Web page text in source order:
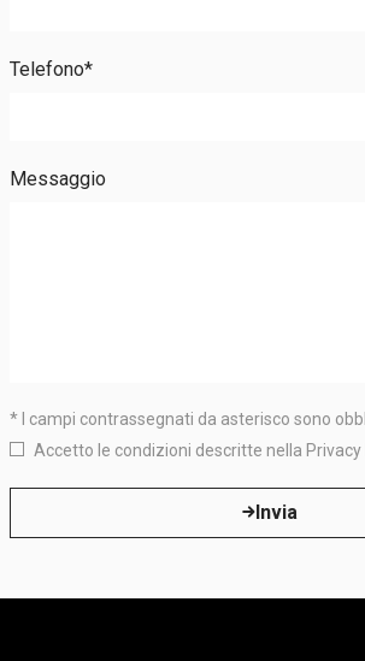
Telefono*
Messaggio
* I campi contrassegnati da asterisco sono
Accetto le condizioni descritte nella Privacy